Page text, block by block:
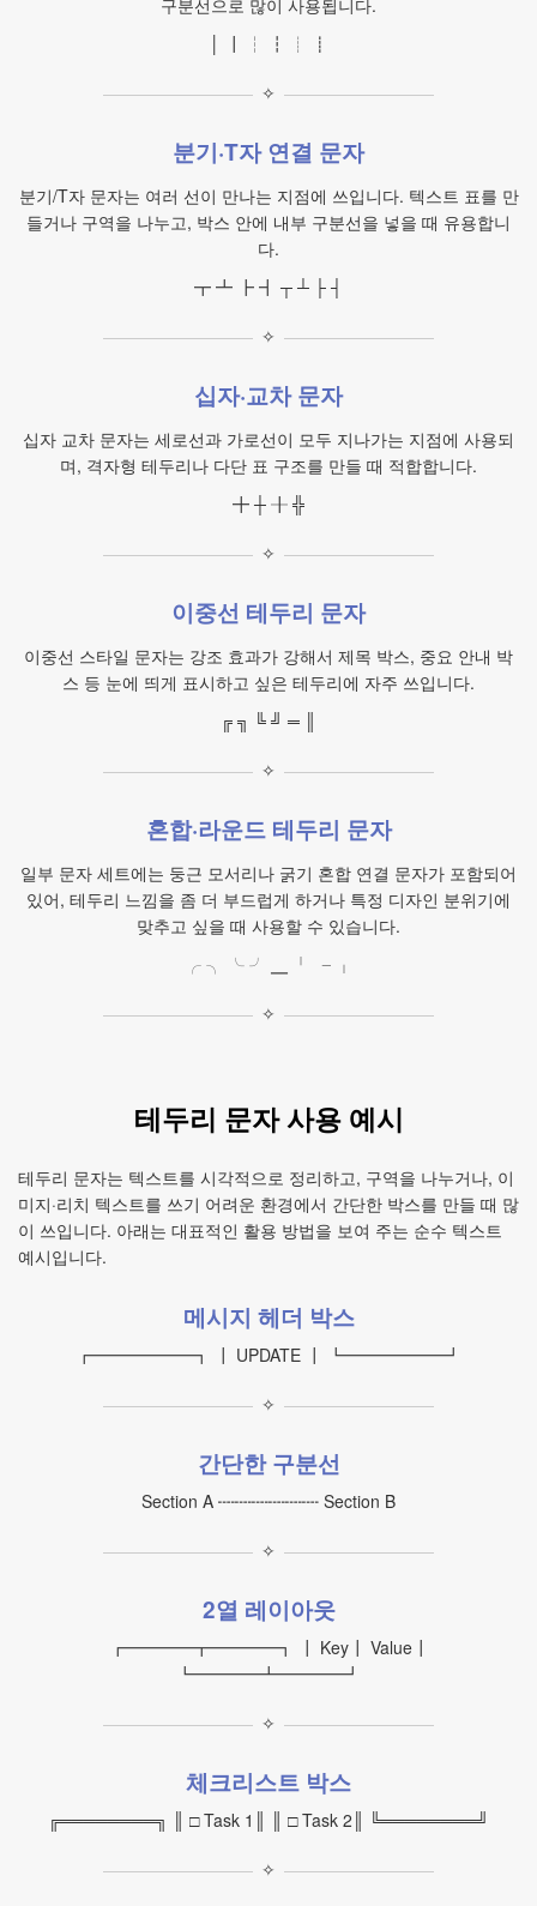
구분선으로 많이 사용됩니다.
│ ┃ ┆ ┇ ┊ ┋
✧
분기·T자 연결 문자
분기/T자 문자는 여러 선이 만나는 지점에 쓰입니다. 텍스트 표를 만
들거나 구역을 나누고, 박스 안에 내부 구분선을 넣을 때 유용합니
다.
┳ ┻ ┣ ┫ ┬ ┴ ├ ┤
✧
십자·교차 문자
십자 교차 문자는 세로선과 가로선이 모두 지나가는 지점에 사용되
며, 격자형 테두리나 다단 표 구조를 만들 때 적합합니다.
╋ ┼ ╂ ╬
✧
이중선 테두리 문자
이중선 스타일 문자는 강조 효과가 강해서 제목 박스, 중요 안내 박
스 등 눈에 띄게 표시하고 싶은 테두리에 자주 쓰입니다.
╔ ╗ ╚ ╝ ═ ║
✧
혼합·라운드 테두리 문자
일부 문자 세트에는 둥근 모서리나 굵기 혼합 연결 문자가 포함되어
있어, 테두리 느낌을 좀 더 부드럽게 하거나 특정 디자인 분위기에
맞추고 싶을 때 사용할 수 있습니다.
╭ ╮ ╰ ╯ ╴ ╵ ╶ ╷
✧
테두리 문자 사용 예시
테두리 문자는 텍스트를 시각적으로 정리하고, 구역을 나누거나, 이
미지·리치 텍스트를 쓰기 어려운 환경에서 간단한 박스를 만들 때 많
이 쓰입니다. 아래는 대표적인 활용 방법을 보여 주는 순수 텍스트
예시입니다.
메시지 헤더 박스
┏━━━━━━┓ ┃ UPDATE ┃ ┗━━━━━━┛
✧
간단한 구분선
Section A ┉┉┉┉┉┉ Section B
✧
2열 레이아웃
┏━━━━┳━━━━┓ ┃ Key┃ Value┃
┗━━━━┻━━━━┛
✧
체크리스트 박스
╔════════╗ ║ □ Task 1║ ║ □ Task 2║ ╚════════╝
✧